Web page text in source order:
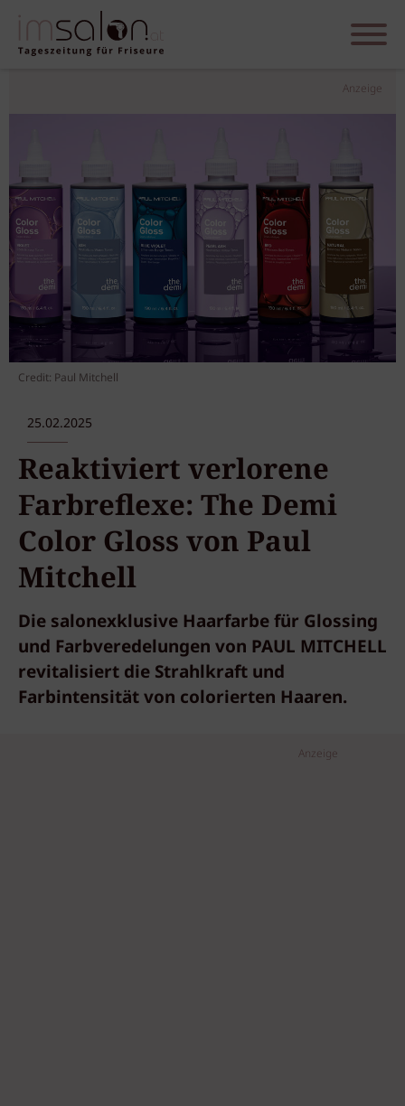
Anzeige
Credit: Paul Mitchell
25.02.2025
Reaktiviert verlorene
Farbreflexe: The Demi
Color Gloss von Paul
Mitchell
Die salonexklusive Haarfarbe für Glossing
und Farbveredelungen von PAUL MITCHELL
revitalisiert die Strahlkraft und
Farbintensität von colorierten Haaren.
Anzeige